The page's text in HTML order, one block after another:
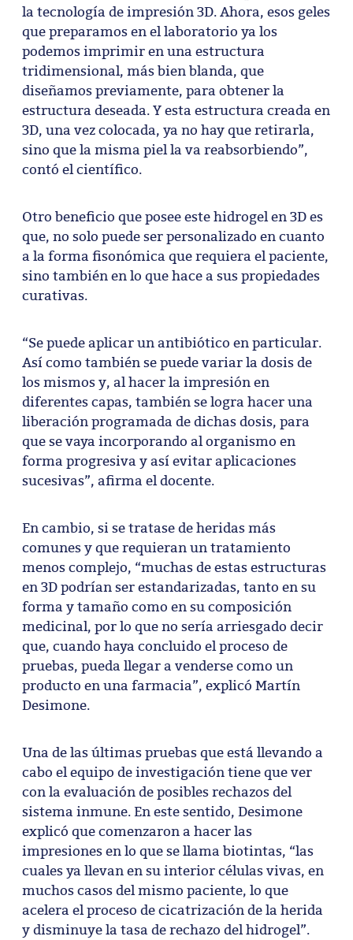
la tecnología de impresión 3D. Ahora, esos geles
que preparamos en el laboratorio ya los
podemos imprimir en una estructura
tridimensional, más bien blanda, que
diseñamos previamente, para obtener la
estructura deseada. Y esta estructura creada en
3D, una vez colocada, ya no hay que retirarla,
sino que la misma piel la va reabsorbiendo”,
contó el científico.
Otro beneficio que posee este hidrogel en 3D es
que, no solo puede ser personalizado en cuanto
a la forma fisonómica que requiera el paciente,
sino también en lo que hace a sus propiedades
curativas.
“Se puede aplicar un antibiótico en particular.
Así como también se puede variar la dosis de
los mismos y, al hacer la impresión en
diferentes capas, también se logra hacer una
liberación programada de dichas dosis, para
que se vaya incorporando al organismo en
forma progresiva y así evitar aplicaciones
sucesivas”, afirma el docente.
En cambio, si se tratase de heridas más
comunes y que requieran un tratamiento
menos complejo, “muchas de estas estructuras
en 3D podrían ser estandarizadas, tanto en su
forma y tamaño como en su composición
medicinal, por lo que no sería arriesgado decir
que, cuando haya concluido el proceso de
pruebas, pueda llegar a venderse como un
producto en una farmacia”, explicó Martín
Desimone.
Una de las últimas pruebas que está llevando a
cabo el equipo de investigación tiene que ver
con la evaluación de posibles rechazos del
sistema inmune. En este sentido, Desimone
explicó que comenzaron a hacer las
impresiones en lo que se llama biotintas, “las
cuales ya llevan en su interior células vivas, en
muchos casos del mismo paciente, lo que
acelera el proceso de cicatrización de la herida
y disminuye la tasa de rechazo del hidrogel”.